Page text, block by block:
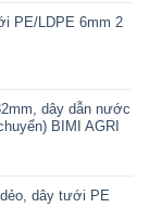
PE/LDPE 6mm 2
dây dẫn nước
BIMI AGRI
dây tưới PE